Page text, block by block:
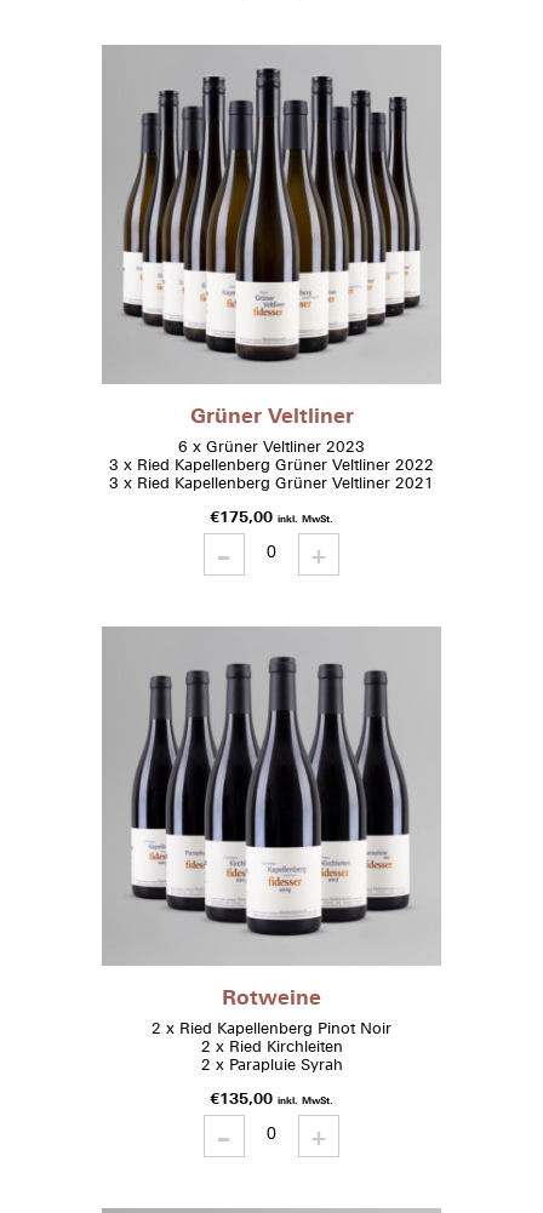
Grüner Veltliner
6 x Grüner Veltliner 2023
3 x Ried Kapellenberg Grüner Veltliner 2022
3 x Ried Kapellenberg Grüner Veltliner 2021
€175,00 inkl. MwSt.
-
Grüner
Veltliner
quantity
+
Rotweine
2 x Ried Kapellenberg Pinot Noir
2 x Ried Kirchleiten
2 x Parapluie Syrah
€135,00 inkl. MwSt.
-
Rotweine
quantity+